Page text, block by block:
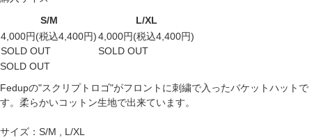
S/M
L/XL
4,000円(税込4,400円)
SOLD OUT
4,000円(税込4,400円)
SOLD OUT
SOLD OUT
Fedupの"スクリプトロゴ"がフロントに刺繍で入ったバケットハットで
す。柔らかいコットン生地で出来ています。
サイズ：S/M , L/XL